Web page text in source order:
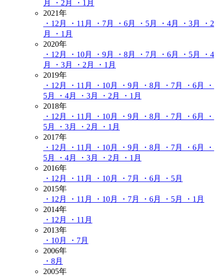
月
・2月
・1月
2021年
・12月
・11月 ・7月 ・6月 ・5月 ・4月 ・3月
・2
月
・1月
2020年
・12月
・10月 ・9月 ・8月 ・7月 ・6月 ・5月
・4
月
・3月 ・2月
・1月
2019年
・12月
・11月 ・10月 ・9月 ・8月 ・7月 ・6月
・
5月
・4月 ・3月 ・2月
・1月
2018年
・12月
・11月 ・10月 ・9月 ・8月 ・7月 ・6月
・
5月
・3月 ・2月
・1月
2017年
・12月
・11月 ・10月 ・9月 ・8月 ・7月 ・6月
・
5月
・4月 ・3月 ・2月
・1月
2016年
・12月
・11月 ・10月 ・7月 ・6月
・5月
2015年
・12月
・11月 ・10月 ・7月 ・6月 ・5月
・1月
2014年
・12月
・11月
2013年
・10月
・7月
2006年
・8月
2005年